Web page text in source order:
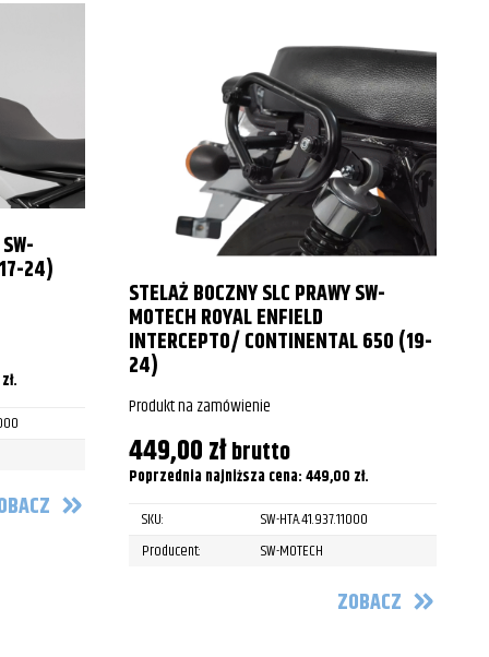
24)
zł.
STELAŻ BOCZNY SLC PRAWY SW-
MOTECH ROYAL ENFIELD
INTERCEPTO/ CONTINENTAL 650 (19-
24)
Produkt na zamówienie
449,00złbrutto
Poprzednia najniższa cena:449,00 zł.
SKU:
SW-HTA.41.937.11000
Producent:
SW-MOTECH
ZOBACZ